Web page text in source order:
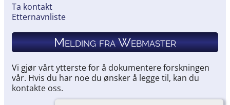
Ta kontakt
Etternavnliste
Melding fra Webmaster
Vi gjør vårt ytterste for å dokumentere forskningen
vår. Hvis du har noe du ønsker å legge til, kan du
kontakte oss.